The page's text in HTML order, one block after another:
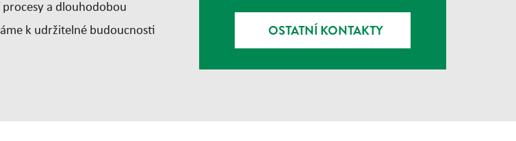
a dlouhodobou
k udržitelné budoucnosti
OSTATNÍ KONTAKTY